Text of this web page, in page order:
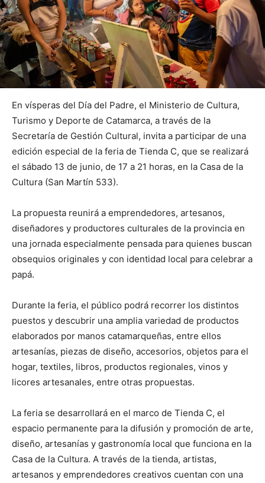
En vísperas del Día del Padre, el Ministerio de Cultura,
Turismo y Deporte de Catamarca, a través de la
Secretaría de Gestión Cultural, invita a participar de una
edición especial de la feria de Tienda C, que se realizará
el sábado 13 de junio, de 17 a 21 horas, en la Casa de la
Cultura (San Martín 533).
La propuesta reunirá a emprendedores, artesanos,
diseñadores y productores culturales de la provincia en
una jornada especialmente pensada para quienes buscan
obsequios originales y con identidad local para celebrar a
papá.
Durante la feria, el público podrá recorrer los distintos
puestos y descubrir una amplia variedad de productos
elaborados por manos catamarqueñas, entre ellos
artesanías, piezas de diseño, accesorios, objetos para el
hogar, textiles, libros, productos regionales, vinos y
licores artesanales, entre otras propuestas.
La feria se desarrollará en el marco de Tienda C, el
espacio permanente para la difusión y promoción de arte,
diseño, artesanías y gastronomía local que funciona en la
Casa de la Cultura. A través de la tienda, artistas,
artesanos y emprendedores creativos cuentan con una